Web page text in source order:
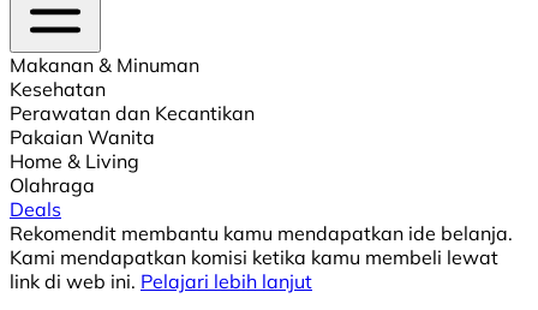
Makanan & Minuman
Kesehatan
Perawatan dan Kecantikan
Pakaian Wanita
Home & Living
Olahraga
Deals
Rekomendit membantu kamu mendapatkan ide belanja.
Kami mendapatkan komisi ketika kamu membeli lewat
link di web ini. Pelajari lebih lanjut